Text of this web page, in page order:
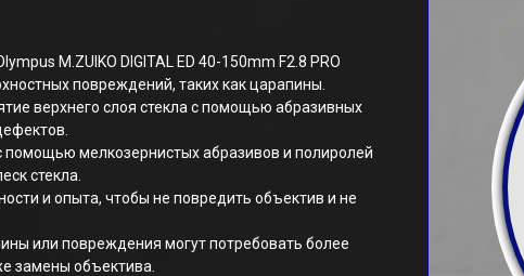
M.ZUIKO DIGITAL ED 40-150mm F2.8 PRO
повреждений, таких как царапины.
верхнего слоя стекла с помощью абразивных
помощью мелкозернистых абразивов и полиролей
стекла.
и опыта, чтобы не повредить объектив и не
или повреждения могут потребовать более
замены объектива.